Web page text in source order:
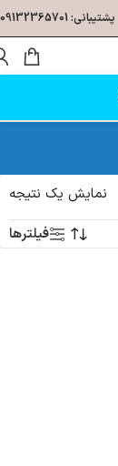
پشتیبانی: 09132365701
نمایش یک نتیجه
فیلترها